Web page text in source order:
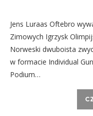
Jens Luraas Oftebro
Zimowych Igrzysk
Norweski dwuboista
w formacie Individual
Podium…